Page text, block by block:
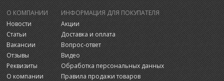
О КОМПАНИИ
Новости
Статьи
Вакансии
Отзывы
Реквизиты
О компании
ИНФОРМАЦИЯ ДЛЯ ПОКУПАТЕЛЯ
Акции
Доставка и оплата
Вопрос-ответ
Видео
Обработка персональных данных
Правила продажи товаров